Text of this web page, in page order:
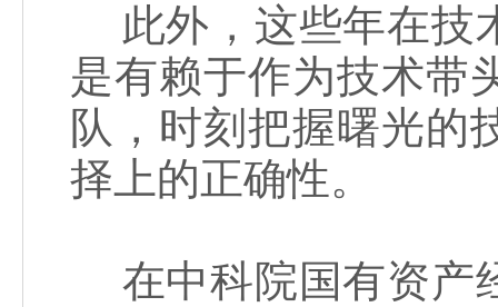
此外，这些年在技
是有赖于作为技术带
队，时刻把握曙光的
择上的正确性。
在中科院国有资产